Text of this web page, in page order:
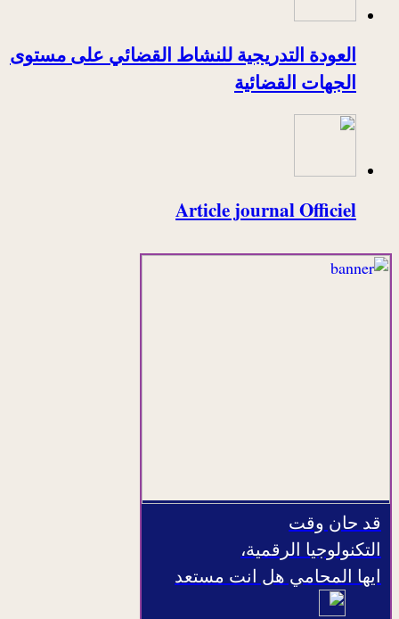
العودة التدريجية للنشاط القضائي على مستوى
الجهات القضائية
Article journal Officiel
قد حان وقت
التكنولوجيا الرقمية،
ايها المحامي هل انت مستعد